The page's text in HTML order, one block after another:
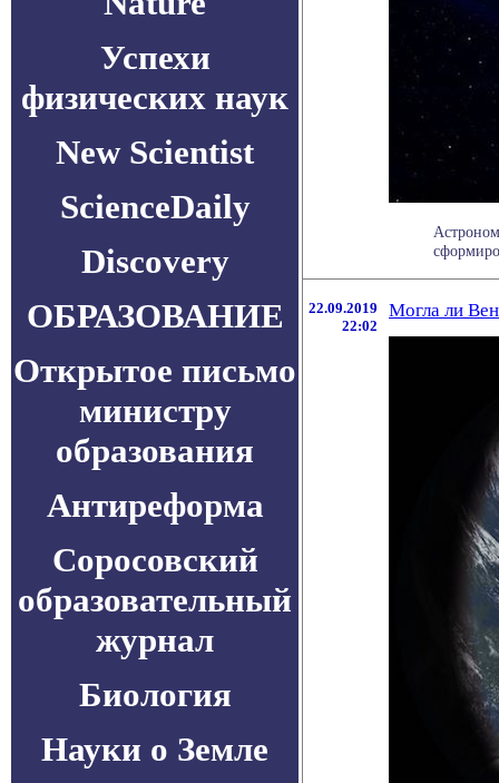
Успехи
физических наук
New Scientist
ScienceDaily
Discovery
ОБРАЗОВАНИЕ
Открытое письмо
министру
образования
Антиреформа
Соросовский
образовательный
журнал
Биология
Науки о Земле
22.09.2019
22:02
Могла ли